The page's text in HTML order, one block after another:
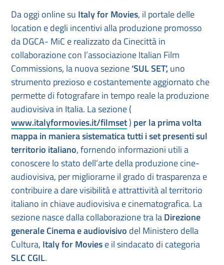
Da oggi online su Italy for Movies, il portale delle
location e degli incentivi alla produzione promosso
da DGCA- MiC e realizzato da Cinecittà in
collaborazione con l’associazione Italian Film
Commissions, la nuova sezione‘SUL SET’,uno
strumento prezioso e costantemente aggiornato che
permette di fotografare in tempo reale la produzione
audiovisiva in Italia. La sezione (
www.italyformovies.it/filmset) per la prima volta
mappa in maniera sistematica tutti i set presenti sul
territorio italiano, fornendo informazioni utili a
conoscere lo stato dell’arte della produzione cine-
audiovisiva, per migliorarne il grado di trasparenza e
contribuire a dare visibilità e attrattività al territorio
italiano in chiave audiovisiva e cinematografica. La
sezione nasce dalla collaborazione tra laDirezione
generale Cinema e audiovisivo del Ministero della
Cultura, Italy for Moviese il sindacato di categoria
SLC CGIL.